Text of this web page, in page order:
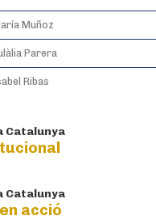
Muñoz
Parera
Ribas
Catalunya
Catalunya
acció